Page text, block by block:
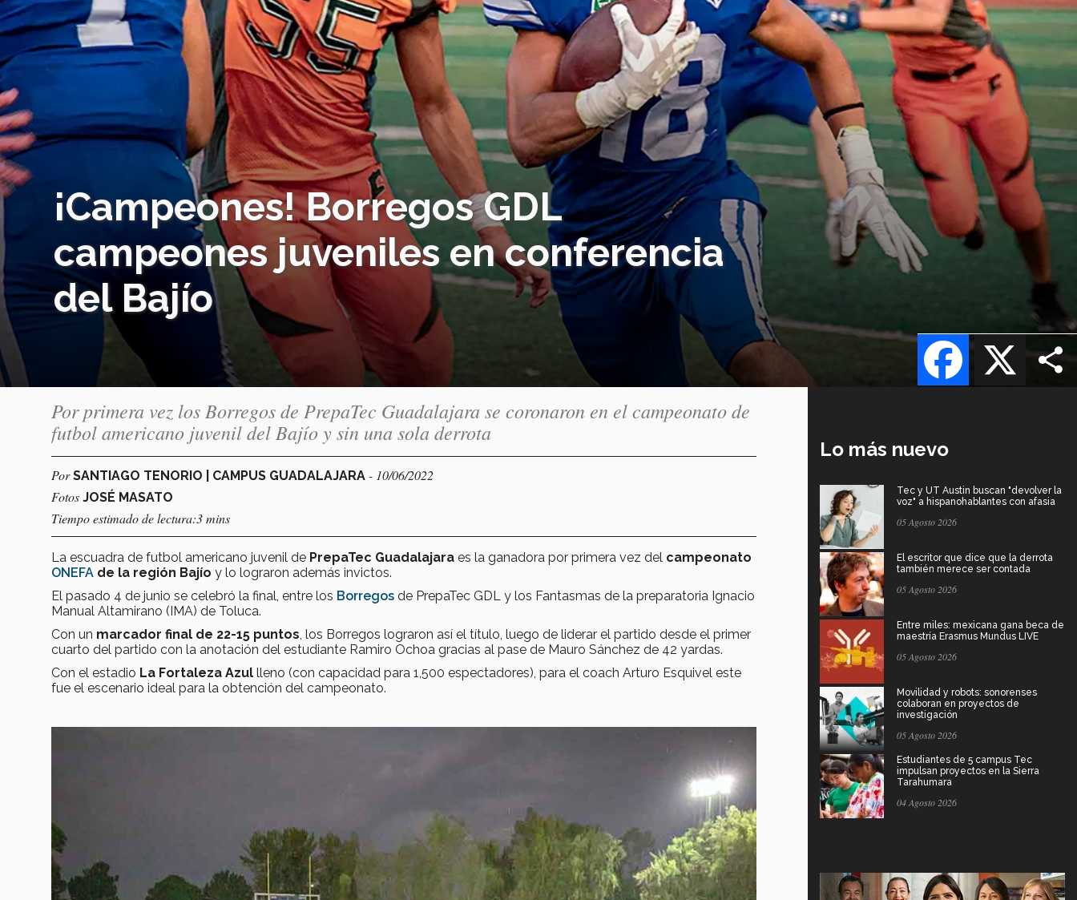
¡Campeones! Borregos GDL
campeones juveniles en conferencia
del Bajío
X
Facebook
Por primera vez los Borregos de PrepaTec Guadalajara se coronaron en el campeonato de
futbol americano juvenil del Bajío y sin una sola derrota
PorSANTIAGO TENORIO | CAMPUS GUADALAJARA - 10/06/2022
Fotos JOSÉ MASATO
Tiempo estimado de lectura:3 mins
La escuadra de futbol americano juvenil de PrepaTec Guadalajara es la ganadora por primera vez del campeonato
ONEFA de la región Bajío y lo lograron además invictos.
El pasado 4 de junio se celebró la final, entre los Borregos de PrepaTec GDL y los Fantasmas de la preparatoria Ignacio
Manual Altamirano (IMA) de Toluca.
Con un marcador final de 22-15 puntos , los Borregos lograron así el título, luego de liderar el partido desde el primer
cuarto del partido con la anotación del estudiante Ramiro Ochoa gracias al pase de Mauro Sánchez de 42 yardas.
Con el estadio La Fortaleza Azul lleno (con capacidad para 1,500 espectadores), para el coach Arturo Esquivel este
fue el escenario ideal para la obtención del campeonato.
Lo más nuevo
Tec y UT Austin buscan "devolver la
voz" a hispanohablantes con afasia
05 Agosto 2026
El escritor que dice que la derrota
también merece ser contada
05 Agosto 2026
Entre miles: mexicana gana beca de
maestría Erasmus Mundus LIVE
05 Agosto 2026
Movilidad y robots: sonorenses
colaboran en proyectos de
investigación
05 Agosto 2026
Estudiantes de 5 campus Tec
impulsan proyectos en la Sierra
Tarahumara
04 Agosto 2026